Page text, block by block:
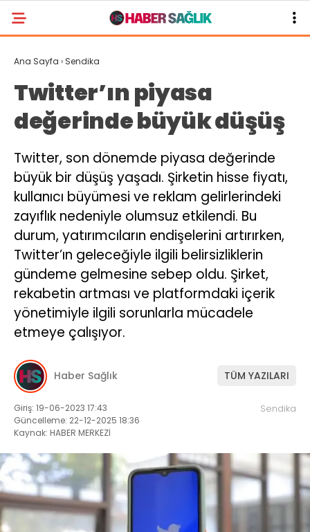
Ana Sayfa › Sendika
Twitter’ın piyasa
değerinde büyük düşüş
Twitter, son dönemde piyasa değerinde
büyük bir düşüş yaşadı. Şirketin hisse fiyatı,
kullanıcı büyümesi ve reklam gelirlerindeki
zayıflık nedeniyle olumsuz etkilendi. Bu
durum, yatırımcıların endişelerini artırırken,
Twitter’ın geleceğiyle ilgili belirsizliklerin
gündeme gelmesine sebep oldu. Şirket,
rekabetin artması ve platformdaki içerik
yönetimiyle ilgili sorunlarla mücadele
etmeye çalışıyor.
Haber Sağlık TÜM YAZILARI
Giriş: 19-06-2023 17:43
Güncelleme: 22-12-2025 18:36
Kaynak: HABER MERKEZİ
Sendika